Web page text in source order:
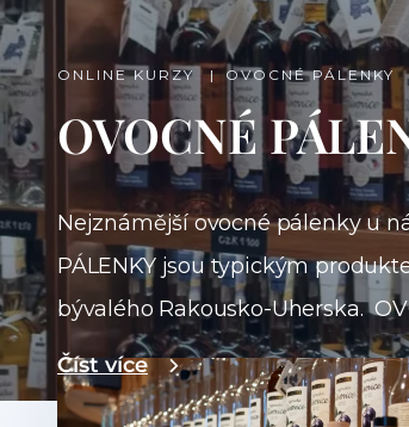
ONLINE KURZY OVOCNÉ PÁLENKY
OVOCNÉ
Nejznámější ovocné pálenky u
PÁLENKY jsou typickým
bývalého Rakousko-Uherska.
zkvašeného ovocného rmutu.
OVOCE se ovocný kvas
Číst více